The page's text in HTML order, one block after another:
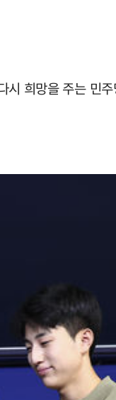
희망을 주는 민